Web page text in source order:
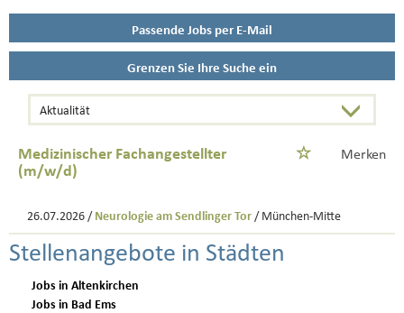
Passende Jobs per E-Mail
Grenzen Sie Ihre Suche ein
Medizinischer Fachangestellter
(m/w/d)
Merken
26.07.2026 / Neurologie am Sendlinger Tor / München-Mitte
Stellenangebote in Städten
Jobs in Altenkirchen
Jobs in Bad Ems